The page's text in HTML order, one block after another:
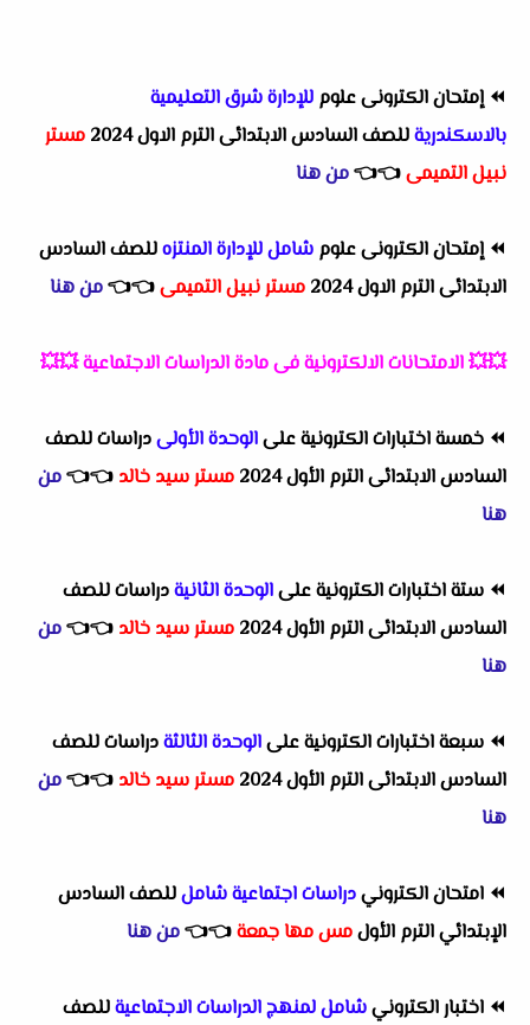
⏪إمتحان الكترونى علوم للإدارة شرق التعليمية
بالاسكندريةللصف السادس الابتدائى الترم الاول 2024
مستر
نبيل التميمى👈
👈من هنا
⏪إمتحان الكترونى علوم شامل للإدارة المنتزهللصف السادس
الابتدائى الترم الاول 2024
مستر نبيل التميمى👈
👈من هنا
💥💥الامتحانات الالكترونية فى مادة الدراسات الاجتماعية💥💥
⏪ خمسة اختبارات الكترونية علىالوحدة الأولىدراسات للصف
السادس الابتدائى الترم الأول 2024
مستر سيد خالد 👈
👈من
هنا
⏪ ستة اختبارات الكترونية علىالوحدة الثانيةدراسات للصف
السادس الابتدائى الترم الأول 2024
مستر سيد خالد 👈
👈من
هنا
⏪ سبعة اختبارات الكترونية علىالوحدة الثالثةدراسات للصف
السادس الابتدائى الترم الأول 2024
مستر سيد خالد 👈
👈من
هنا
⏪ امتحان الكترونيدراسات اجتماعية شاملللصف السادس
الإبتدائي الترم الأولمس مها جمعة👈
👈من هنا
⏪ اختبار الكترونيشامل لمنهج الدراسات الاجتماعيةللصف